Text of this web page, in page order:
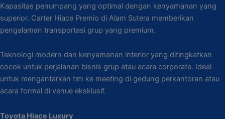
Kapasitas penumpang yang optimal dengan kenyamanan yang
superior. Carter Hiace Premio di Alam Sutera memberikan
pengalaman transportasi grup yang premium.
Teknologi modern dan kenyamanan interior yang ditingkatkan
cocok untuk perjalanan bisnis grup atau acara corporate. Ideal
untuk mengantarkan tim ke meeting di gedung perkantoran atau
acara formal di venue eksklusif.
Toyota Hiace Luxury